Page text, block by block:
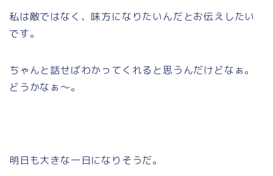
私は敵ではなく、味方になりたいんだとお伝えしたい
です。
ちゃんと話せばわかってくれると思うんだけどなぁ。
どうかなぁ～。
明日も大きな一日になりそうだ。